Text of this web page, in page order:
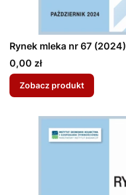
Rynek mleka nr 67 (2024)
Cena
0,00 zł
Zobacz produkt